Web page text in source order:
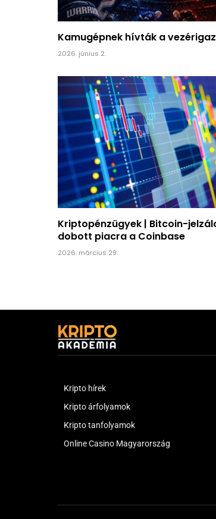
Kamugépnek hívták a
2026. június 2.
Kriptopénzügyek | Bitcoin-
dobott piacra a Coinbase
2026. március 29.
Kripto hírek
Kripto árfolyamok
Kripto tanfolyamok
Online Casino Magyarország